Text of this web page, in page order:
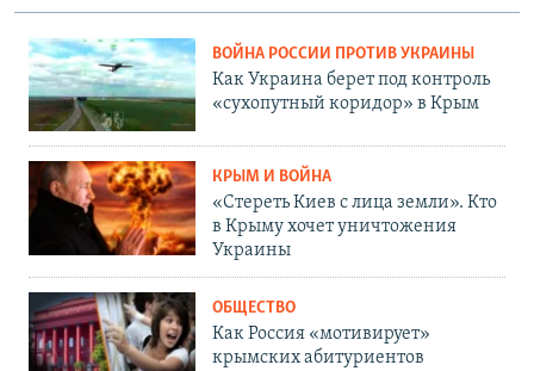
ВОЙНА РОССИИ ПРОТИВ УКРАИНЫ
Как Украина берет под контроль
«сухопутный коридор» в Крым
КРЫМ И ВОЙНА
«Стереть Киев с лица земли». Кто
в Крыму хочет уничтожения
Украины
ОБЩЕСТВО
Как Россия «мотивирует»
крымских абитуриентов